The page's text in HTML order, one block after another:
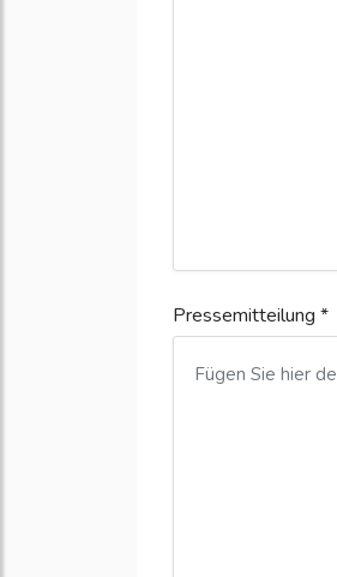
Pressemitteilung *